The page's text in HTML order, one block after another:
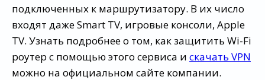
подключенных к маршрутизатору. В их число
входят даже Smart TV, игровые консоли, Apple
TV. Узнать подробнее о том, как защитить Wi-Fi
роутер с помощью этого сервиса и скачать VPN
можно на официальном сайте компании.